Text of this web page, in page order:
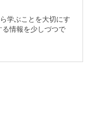
学ぶことを大切にす
情報を少しづつで